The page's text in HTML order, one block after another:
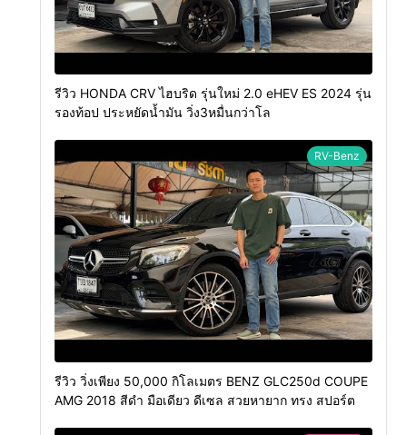
รีวิว HONDA CRV ไฮบริด รุ่นใหม่ 2.0 eHEV ES 2024 รุ่น
รองท้อป ประหยัดน้ำมัน วิ่ง3หมื่นกว่าโล
RV-Benz
รีวิว วิ่งเพียง 50,000 กิโลเมตร BENZ GLC250d COUPE
AMG 2018 สีดำ มือเดียว ดีเซล สวยหายาก ทรง สปอร์ต